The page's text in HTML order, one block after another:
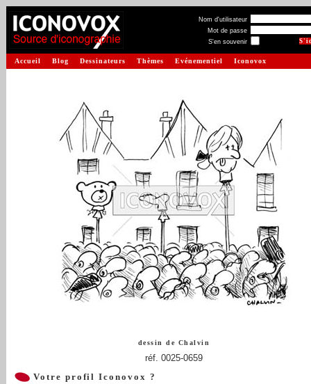
Nom d'utilisateur
Mot de passe
S'en souvenir
Accueil Blog Dessinateurs Thèmes Evénementiel Iconovox
dessin de Chalvin
réf. 0025-0659
Votre profil Iconovox ?